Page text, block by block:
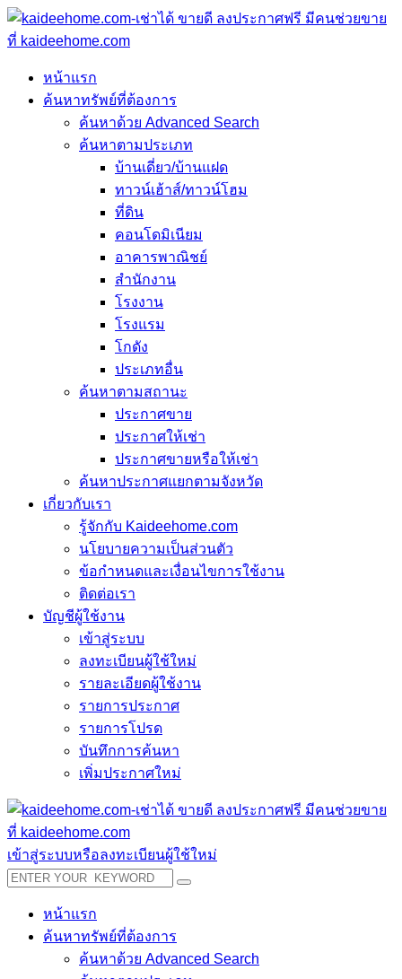
หน้าแรก
ค้นหาทรัพย์ที่ต้องการ
ค้นหาด้วย Advanced Search
ค้นหาตามประเภท
บ้านเดี่ยว/บ้านแฝด
ทาวน์เฮ้าส์/ทาวน์โฮม
ที่ดิน
คอนโดมิเนียม
อาคารพาณิชย์
สำนักงาน
โรงงาน
โรงแรม
โกดัง
ประเภทอื่น
ค้นหาตามสถานะ
ประกาศขาย
ประกาศให้เช่า
ประกาศขายหรือให้เช่า
ค้นหาประกาศแยกตามจังหวัด
เกี่ยวกับเรา
รู้จักกับ Kaideehome.com
นโยบายความเป็นส่วนตัว
ข้อกำหนดและเงื่อนไขการใช้งาน
ติดต่อเรา
บัญชีผู้ใช้งาน
เข้าสู่ระบบ
ลงทะเบียนผู้ใช้ใหม่
รายละเอียดผู้ใช้งาน
รายการประกาศ
รายการโปรด
บันทึกการค้นหา
เพิ่มประกาศใหม่
เข้าสู่ระบบหรือลงทะเบียนผู้ใช้ใหม่
หน้าแรก
ค้นหาทรัพย์ที่ต้องการ
ค้นหาด้วย Advanced Search